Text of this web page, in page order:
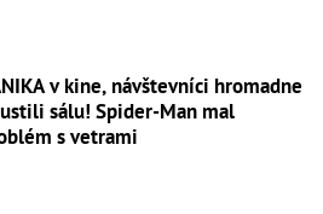
v kine, návštevníci hromadne
sálu! Spider-Man mal
s vetrami